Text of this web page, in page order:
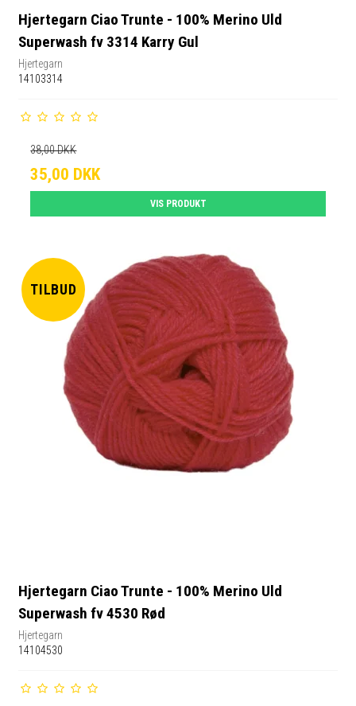
Hjertegarn Ciao Trunte - 100% Merino Uld
Superwash fv 3314 Karry Gul
Hjertegarn
14103314
38,00 DKK
35,00 DKK
VIS PRODUKT
TILBUD
Hjertegarn Ciao Trunte - 100% Merino Uld
Superwash fv 4530 Rød
Hjertegarn
14104530